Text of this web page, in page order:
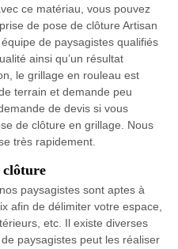
ce matériau, vous pouvez
de pose de clôture Artisan
de paysagistes qualifiés
ainsi qu’un résultat
le grillage en rouleau est
terrain et demande peu
de devis si vous
de clôture en grillage. Nous
très rapidement.
clôture
paysagistes sont aptes à
afin de délimiter votre espace,
etc. Il existe diverses
paysagistes peut les réaliser